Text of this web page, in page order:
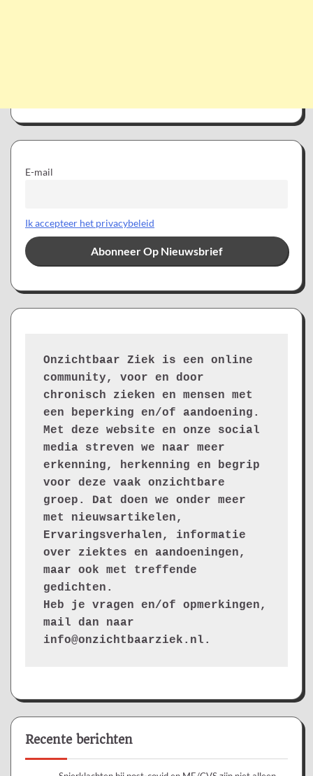
E-mail
Ik accepteer het privacybeleid
Onzichtbaar Ziek is een online
community, voor en door
chronisch zieken en mensen met
een beperking en/of aandoening.
Met deze website en onze social
media streven we naar meer
erkenning, herkenning en begrip
voor deze vaak onzichtbare
groep. Dat doen we onder meer
met nieuwsartikelen,
Ervaringsverhalen, informatie
over ziektes en aandoeningen,
maar ook met treffende
gedichten.
Heb je vragen en/of opmerkingen,
mail dan naar
info@onzichtbaarziek.nl.
Recente berichten